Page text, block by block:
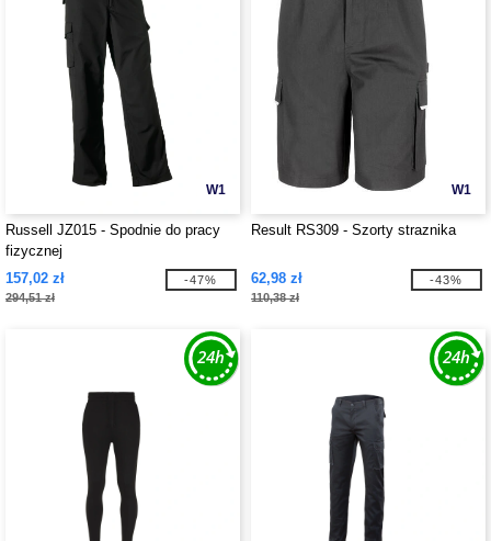
W1
Russell JZ015 - Spodnie do pracy
fizycznej
157,02 zł
294,51 zł
-47%
W1
Result RS309 - Szorty straznika
62,98 zł
110,38 zł
-43%